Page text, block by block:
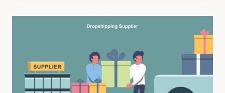
ZASTOSOWANIE
STAWKI
VAT